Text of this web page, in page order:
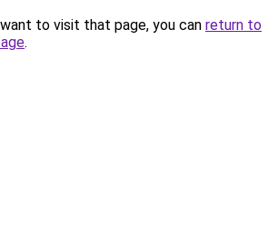
to visit that page, you can return to
.